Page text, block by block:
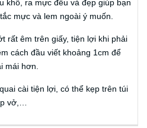
khô, ra mực đều và đẹp giúp bạn
mực và lem ngoài ý muốn.
rất êm trên giấy, tiện lợi khi phải
cách đầu viết khoảng 1cm để
mái hơn.
cài tiện lợi, có thể kẹp trên túi
vở,…